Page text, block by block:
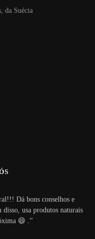
da Suécia
Dá bons conselhos e
usa produtos naturais
😄 .”